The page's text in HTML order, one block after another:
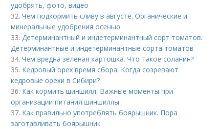
удобрять, фото, видео
32.Чем подкормить сливу в августе. Органические и
минеральные удобрения осенью
33.Детерминантный и индетерминантный сорт томатов.
Детерминантные и индетерминантные сорта томатов
34.Чем вредна зеленая картошка. Что такое соланин?
35. Кедровый орех время сбора. Когда созревают
кедровые орехи в Сибири?
36. Как кормить шиншилл. Важные моменты при
организации питания шиншиллы
37. Как правильно употреблять боярышник. Пора
заготавливать боярышник